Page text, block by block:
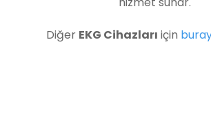
Diğer EKG Cihazları için